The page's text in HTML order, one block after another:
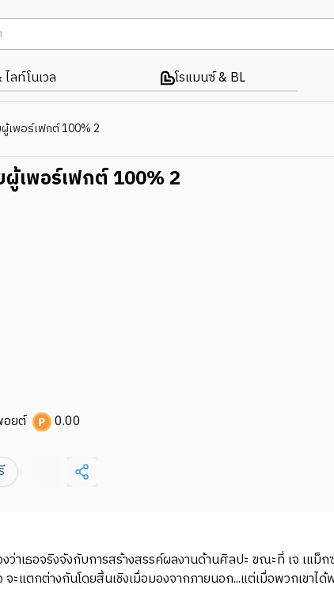
ไลท์โนเวล โรแมนซ์ & BL
เพอร์เฟกต์ 100% 2
เพอร์เฟกต์ 100% 2
อยต์ 0.00
เธอจริงจังกับการสร้างสรรค์ผลงานด้านศิลปะ ขณะที่ เจ เแม็ก
จะแตกต่างกันโดยสิ้นเชิงเมื่อมองจากภายนอก...แต่เมื่อพวกเข